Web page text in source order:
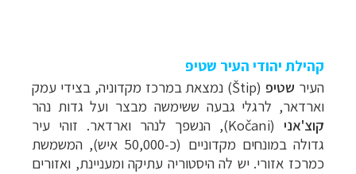
קהילת יהודי העיר שטיפ
העיר שטיפ(
Štip) נמצאת במרכז מקדוניה, בצידי עמק
וארדאר, לרגלי גבעה ששימשה מבצר ועל גדות נהר
קוצ'אני (Kočani),
הנשפך לנהר וארדאר. זוהי עיר
גדולה במונחים מקדוניים (כ-50,000 איש), המשמשת
כמרכז אזורי. יש לה היסטוריה עתיקה ומעניינת, ואזורים